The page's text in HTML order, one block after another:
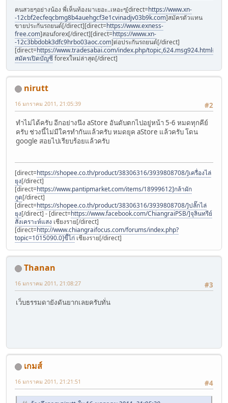
คนสวยๆอย่างน้อง พี่เห็นท้องมาเยอะ..เหอะๆ[direct=https://www.xn-
-12cbf2ecfeqcbmg8b4auehgcf3e1cvinadjv03b9k.com]สมัครตัวแทน
ขายประกันรถยนต์[/direct][direct=https://www.exness-
free.com]สอนforex[/direct][direct=https://www.xn-
-12c3bbdobk3dfc9hrbo03aoc.com]ต่อประกันรถยนต์[/direct]
[direct=https://www.tradesabai.com/index.php/
สมัครเปิดบัญชีforexใหม่ล่าสุด[/direct]
nirutt
#2
16 มกราคม 2011, 21:05:39
ทำไม่ได้ครับ อีกอย่างนึง aStore อันดับตกไปอยู่หน้า 5-6 หมดทุกคีย์
ครับ ช่วงนี้ไม่มีใครทำกันแล้วครับ หมดยุค aStore แล้วครับ โดน
google สอยไปเรียบร้อยแล้วครับ
[direct=https://shopee.co.th/product/38306316/3939808708/]เครื่องไล่
ยุง[/direct]
[direct=https://www.pantipmarket.com/items/18999612]กล้าผัก
กูด[/direct]
[direct=https://shopee.co.th/product/38306316/3939808708/]ปลั๊กไล่
ยุง[/direct] - [direct=https://www.facebook.com/ChiangraiPSB/]จุลินทรีย์
สังเคราะห์แสง เชียงราย[/direct]
[direct=http://www.chiangraifocus.com/forums/index.php?
topic=1015090.0]ขี้ไก่ เชียงราย[/direct]
Thanan
#3
16 มกราคม 2011, 21:08:27
เว็บธรรมดายังดันยากเลยครับทั่น
เกมส์
#4
16 มกราคม 2011, 21:21:51